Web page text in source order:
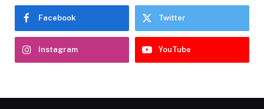
Facebook Twitter
Instagram YouTube